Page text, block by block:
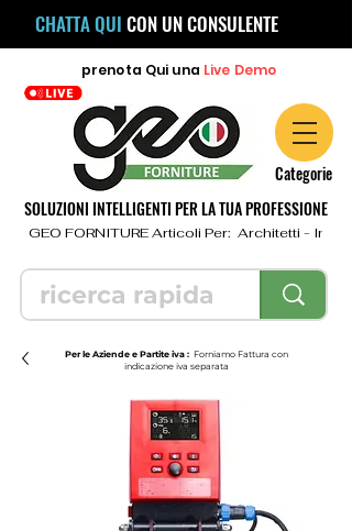
CHATTA QUI CON UN CONSULENTE
prenota Qui una Live Demo
Categorie
SOLUZIONI INTELLIGENTI PER LA TUA PROFESSIONE
GEO FORNITURE Articoli Per:  Architetti -
Per le Aziende e Partite iva : Forniamo Fattura con
indicazione iva separata